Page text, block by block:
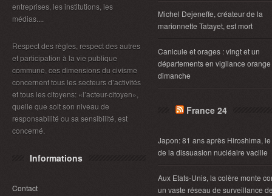
entreprises, les institutions, les
médias....
Respect des règles, respect des autres
et participation à la vie publique
commune, ces dimensions du civisme
concernent tous les secteurs d’activités
et tous les citoyens: «l’acteur-citoyen»,
quelle que soit son niveau de
responsabilité ou sa sensibilité, est
concerné.
Informations
Contact
Michel Dejeneffe, créateur de la
marionnette Tatayet, est mort
Canicule et orages : vingt et un
départements en vigilance orange
dimanche
France 24
Japon: 81 ans après Hiroshima,
de la dissuasion nucléaire vacille
Aux Etats-Unis, la colère monte
un vaste réseau de surveillance